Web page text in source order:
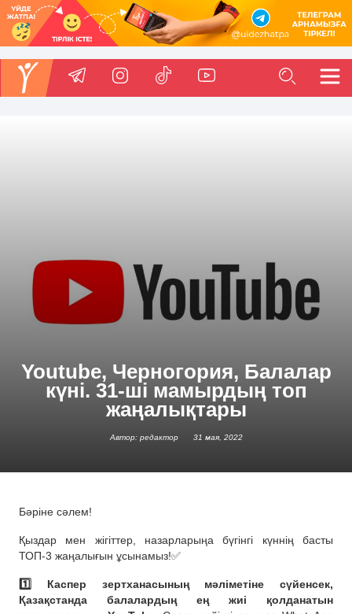
Youtube, Черногория, Балалар
күні. 31-ші мамырдың топ
жаңалықтары
Автор: редактор 31 мая, 2022
Бәріне сәлем!
Қыздар мен жігіттер, назарларыңа бүгінгі күннің басты
ТОП-3 жаңалығын ұсынамыз!✅
1️⃣ Каспер зертханасының мәліметіне сүйенсек,
Қазақстанда балалардың ең жиі қолданатын